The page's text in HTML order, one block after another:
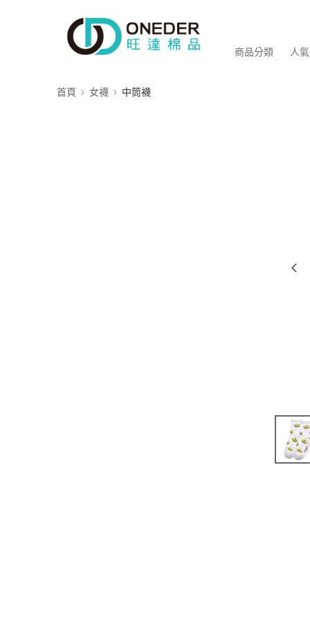
商品分類 人
首頁 女襪 中筒襪